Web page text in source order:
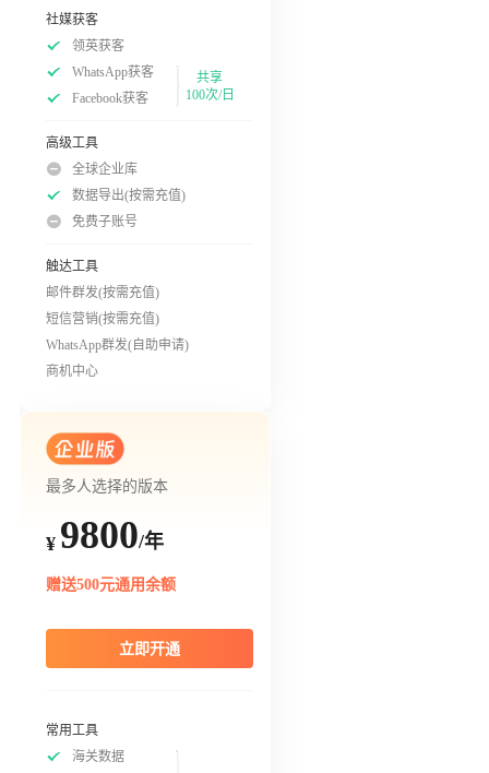
社媒获客
领英获客
WhatsApp获客
Facebook获客
共享
100次/日
高级工具
全球企业库
数据导出(按需充值)
免费子账号
触达工具
邮件群发(按需充值)
短信营销(按需充值)
WhatsApp群发(自助申请)
商机中心
最多人选择的版本
¥ 9800/年
赠送500元通用余额
立即开通
常用工具
海关数据